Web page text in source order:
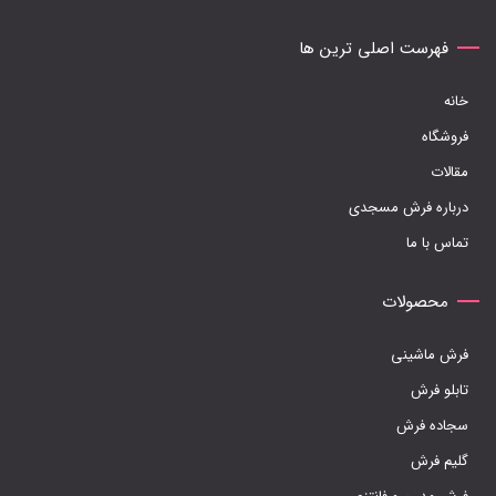
است
صفحه
محصول
انتخاب
فهرست اصلی ترین ها
خانه
فروشگاه
مقالات
درباره فرش مسجدی
تماس با ما
محصولات
فرش ماشینی
تابلو فرش
سجاده فرش
گلیم فرش